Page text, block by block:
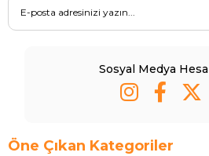
Sosyal Medya
Öne Çıkan Kategoriler